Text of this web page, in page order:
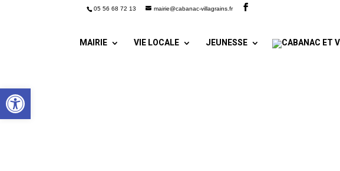
Ouvrir la barre d’outils
05 56 68 72 13 mairie@cabanac-villagrains.fr
MAIRIE VIE LOCALE JEUNESSE